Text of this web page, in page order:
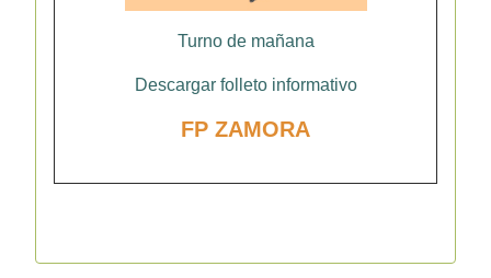
Turno de mañana
Descargar folleto informativo
FP ZAMORA